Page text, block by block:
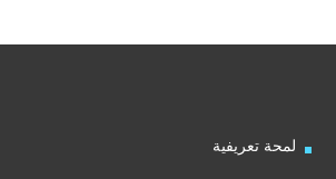
لمحة تعريفية